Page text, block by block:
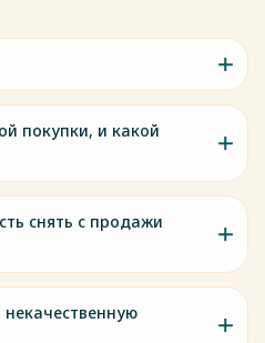
покупки, и какой
снять с продажи
некачественную